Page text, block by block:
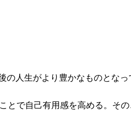
人生がより豊かなものとなっ
自己有用感を高める。その